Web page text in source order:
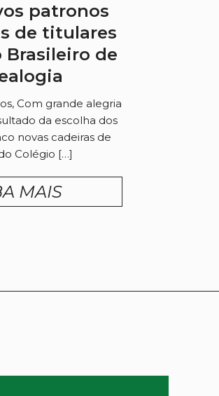
patronos
de titulares
Brasileiro de
Com grande alegria
da escolha dos
novas cadeiras de
Colégio […]
MAIS